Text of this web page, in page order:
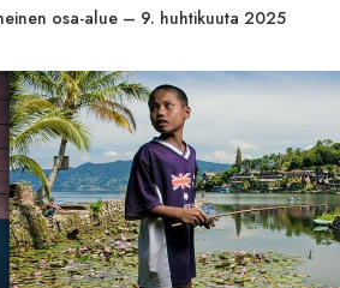
osa-alue – 9. huhtikuuta 2025